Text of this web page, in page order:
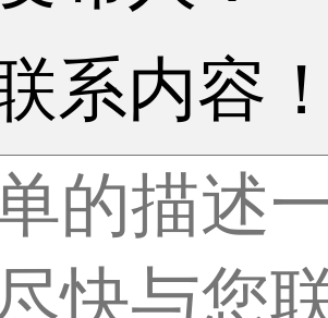
系内容